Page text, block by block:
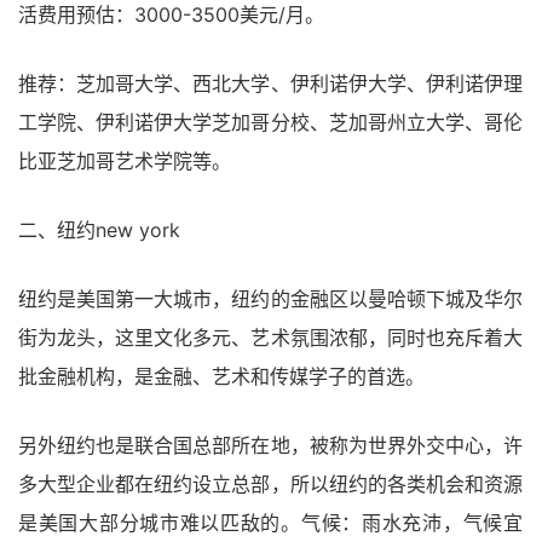
活费用预估：3000-3500美元/月。
推荐：芝加哥大学、西北大学、伊利诺伊大学、伊利诺伊理
工学院、伊利诺伊大学芝加哥分校、芝加哥州立大学、哥伦
比亚芝加哥艺术学院等。
二、纽约new york
纽约是美国第一大城市，纽约的金融区以曼哈顿下城及华尔
街为龙头，这里文化多元、艺术氛围浓郁，同时也充斥着大
批金融机构，是金融、艺术和传媒学子的首选。
另外纽约也是联合国总部所在地，被称为世界外交中心，许
多大型企业都在纽约设立总部，所以纽约的各类机会和资源
是美国大部分城市难以匹敌的。气候：雨水充沛，气候宜